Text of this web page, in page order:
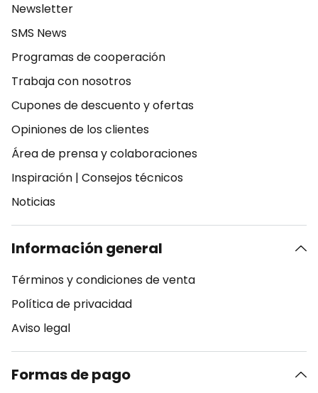
Newsletter
SMS News
Programas de cooperación
Trabaja con nosotros
Cupones de descuento y ofertas
Opiniones de los clientes
Área de prensa y colaboraciones
Inspiración | Consejos técnicos
Noticias
Información general
Términos y condiciones de venta
Política de privacidad
Aviso legal
Formas de pago